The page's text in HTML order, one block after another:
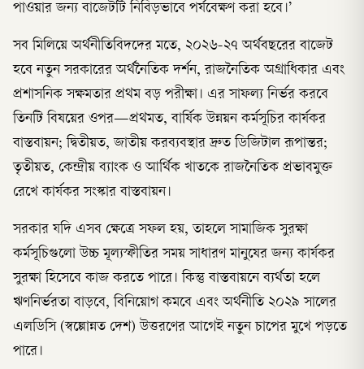
পাওয়ার জন্য বাজেটটি নিবিড়ভাবে পর্যবেক্ষণ করা হবে।’
সব মিলিয়ে অর্থনীতিবিদদের মতে, ২০২৬-২৭ অর্থবছরের বাজেট
হবে নতুন সরকারের অর্থনৈতিক দর্শন, রাজনৈতিক অগ্রাধিকার এবং
প্রশাসনিক সক্ষমতার প্রথম বড় পরীক্ষা। এর সাফল্য নির্ভর করবে
তিনটি বিষয়ের ওপর—প্রথমত, বার্ষিক উন্নয়ন কর্মসূচির কার্যকর
বাস্তবায়ন; দ্বিতীয়ত, জাতীয় করব্যবস্থার দ্রুত ডিজিটাল রূপান্তর;
তৃতীয়ত, কেন্দ্রীয় ব্যাংক ও আর্থিক খাতকে রাজনৈতিক প্রভাবমুক্ত
রেখে কার্যকর সংস্কার বাস্তবায়ন।
সরকার যদি এসব ক্ষেত্রে সফল হয়, তাহলে সামাজিক সুরক্ষা
কর্মসূচিগুলো উচ্চ মূল্যস্ফীতির সময় সাধারণ মানুষের জন্য কার্যকর
সুরক্ষা হিসেবে কাজ করতে পারে। কিন্তু বাস্তবায়নে ব্যর্থতা হলে
ঋণনির্ভরতা বাড়বে, বিনিয়োগ কমবে এবং অর্থনীতি ২০২৯ সালের
এলডিসি (স্বল্পোন্নত দেশ) উত্তরণের আগেই নতুন চাপের মুখে পড়তে
পারে।